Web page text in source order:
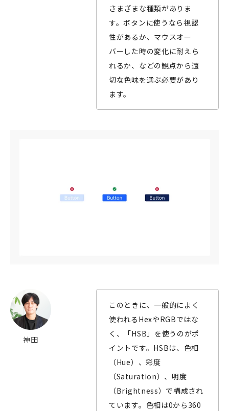
さまざまな種類がありま
す。ボタンに使うなら視認
性があるか、マウスオー
バーした時の変化に耐えら
れるか、などの観点から適
切な色味を選ぶ必要があり
ます。
神田
このときに、一般的によく
使われるHexやRGBではな
く、「HSB」を使うのがポ
イントです。HSBは、色相
（Hue）、彩度
（Saturation）、明度
（Brightness）で構成され
ています。色相は0から360